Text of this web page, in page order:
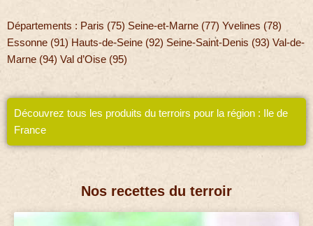
Départements : Paris (75) Seine-et-Marne (77) Yvelines (78)
Essonne (91) Hauts-de-Seine (92) Seine-Saint-Denis (93) Val-de-
Marne (94) Val d’Oise (95)
Découvrez tous les produits du terroirs pour la région : Ile de
France
Nos recettes du terroir